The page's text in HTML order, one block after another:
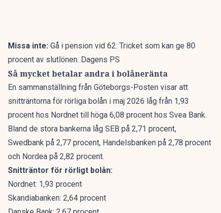
Missa inte: Gå i pension vid 62: Tricket som kan ge 80
procent av slutlönen. Dagens PS
Så mycket betalar andra i bolåneränta
En sammanställning från Göteborgs-Posten visar att
snitträntorna för rörliga bolån i maj 2026 låg från 1,93
procent hos Nordnet till höga 6,08 procent hos Svea Bank.
Bland de stora bankerna låg SEB på 2,71 procent,
Swedbank på 2,77 procent, Handelsbanken på 2,78 procent
och Nordea på 2,82 procent.
Snitträntor för rörligt bolån:
Nordnet: 1,93 procent
Skandiabanken: 2,64 procent